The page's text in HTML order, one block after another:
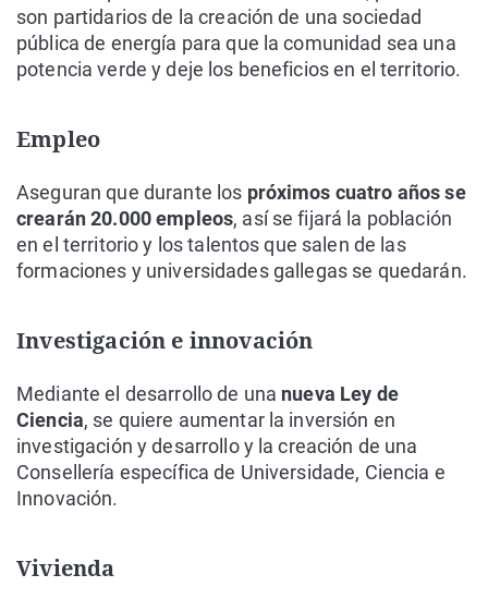
son partidarios de la creación de una sociedad
pública de energía para que la comunidad sea una
potencia verde y deje los beneficios en el territorio.
Empleo
Aseguran que durante los próximos cuatro años se
crearán 20.000 empleos, así se fijará la población
en el territorio y los talentos que salen de las
formaciones y universidades gallegas se quedarán.
Investigación e innovación
Mediante el desarrollo de una nueva Ley de
Ciencia, se quiere aumentar la inversión en
investigación y desarrollo y la creación de una
Consellería específica de Universidade, Ciencia e
Innovación.
Vivienda